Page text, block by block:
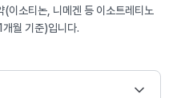
이소티논, 니메겐 등 이소트레티노
월 기준)입니다.